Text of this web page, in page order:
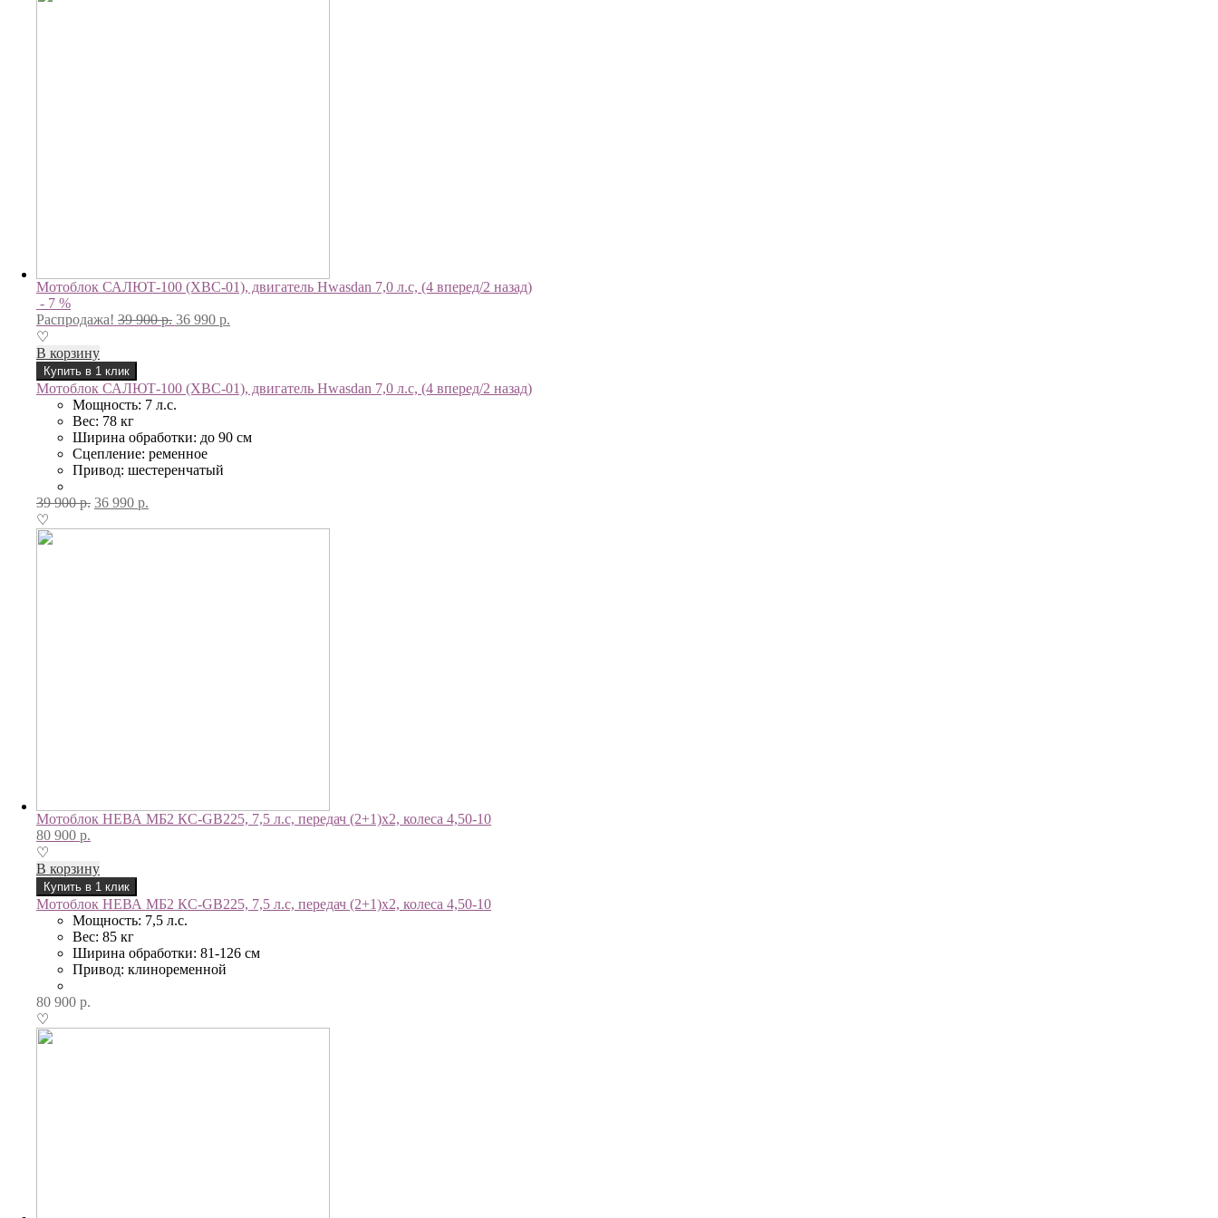
Мотоблок САЛЮТ-100 (ХВС-01), двигатель Hwasdan 7,0 л.с, (4 вперед/2 назад)
- 7 %
Распродажа! 39 900р. 36 990 р.
♡
В корзину
Купить в 1 клик
Мотоблок САЛЮТ-100 (ХВС-01), двигатель Hwasdan 7,0 л.с, (4 вперед/2 назад)
Мощность: 7 л.с.
Вес: 78 кг
Ширина обработки: до 90 см
Сцепление: ременное
Привод: шестеренчатый
39 900р. 36 990 р.
♡
Мотоблок НЕВА МБ2 КС-GB225, 7,5 л.с, передач (2+1)x2, колеса 4,50-10
80 900 р.
♡
В корзину
Купить в 1 клик
Мотоблок НЕВА МБ2 КС-GB225, 7,5 л.с, передач (2+1)x2, колеса 4,50-10
Мощность: 7,5 л.с.
Вес: 85 кг
Ширина обработки: 81-126 см
Привод: клиноременной
80 900 р.
♡